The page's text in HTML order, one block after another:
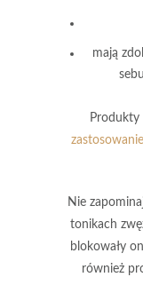
mają
Produkty
Nie
tonikach
blokowały
również